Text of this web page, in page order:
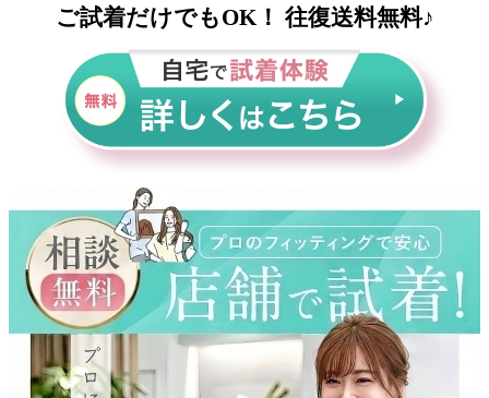
ご試着だけでもOK！ 往復送料無料♪